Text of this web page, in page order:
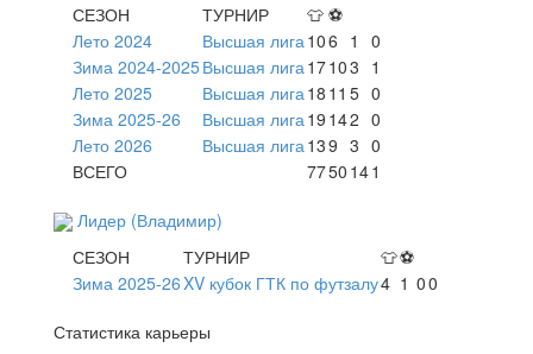
СЕЗОН
ТУРНИР 👕 ⚽
Лето 2024
Высшая лига 106 1
0
Зима 2024-2025Высшая лига 17103 1
Лето 2025
Высшая лига 18 11 5 0
Зима 2025-26
Высшая лига 19 142 0
Лето 2026
Высшая лига 139 3 0
ВСЕГО
7750 141
Лидер (Владимир)
СЕЗОН
ТУРНИР 👕⚽
Зима 2025-26XV кубок ГТК по футзалу4 1 00
Статистика карьеры